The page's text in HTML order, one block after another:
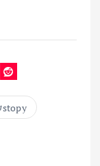
stopy